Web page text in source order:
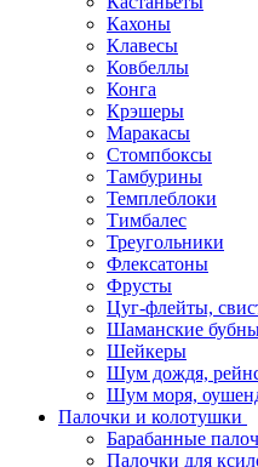
Кахоны
Клавесы
Ковбеллы
Конга
Крэшеры
Маракасы
Стомпбоксы
Тамбурины
Темплеблоки
Тимбалес
Треугольники
Флексатоны
Фрусты
Цуг-флейты,
Шаманские
Шейкеры
Шум дождя,
Шум моря,
Палочки и колотушки
Барабанные
Палочки для